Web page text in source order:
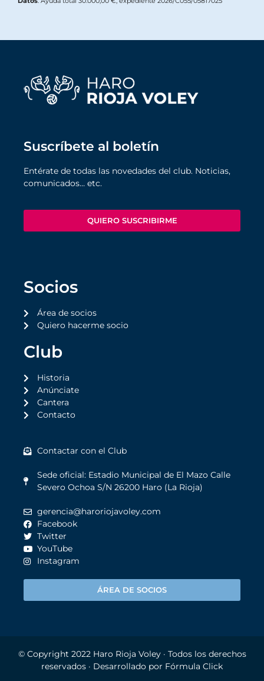
Suscríbete al boletín
Entérate de todas las novedades del club. Noticias,
comunicados… etc.
QUIERO SUSCRIBIRME
Socios
Área de socios
Quiero hacerme socio
Club
Historia
Anúnciate
Cantera
Contacto
Contactar con el Club
Sede oficial: Estadio Municipal de El Mazo Calle
Severo Ochoa S/N 26200 Haro (La Rioja)
gerencia@haroriojavoley.com
Facebook
Twitter
YouTube
Instagram
ÁREA DE SOCIOS
© Copyright 2022 Haro Rioja Voley· Todos los derechos
reservados · Desarrollado por Fórmula Click